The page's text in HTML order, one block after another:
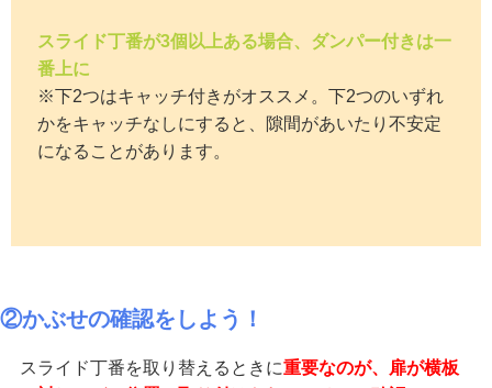
スライド丁番が3個以上ある場合、ダンパー付きは一
番上に
※下2つはキャッチ付きがオススメ。下2つのいずれ
かをキャッチなしにすると、隙間があいたり不安定
になることがあります。
②かぶせの確認をしよう！
スライド丁番を取り替えるときに重要なのが、扉が横板